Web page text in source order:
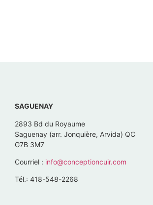
SAGUENAY
2893 Bd du Royaume
Saguenay (arr. Jonquière, Arvida) QC
G7B 3M7
Courriel : info@conceptioncuir.com
Tél.: 418-548-2268